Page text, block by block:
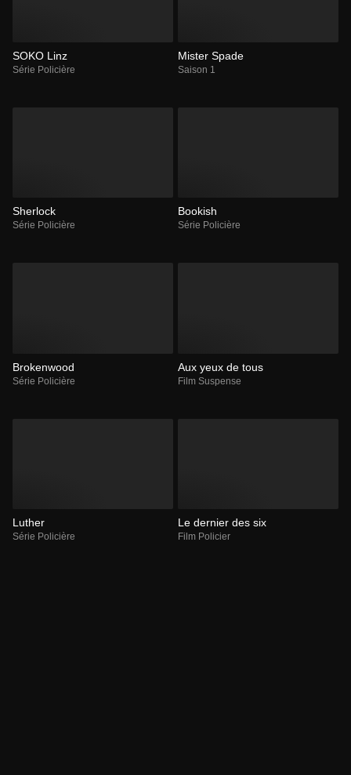
SOKO Linz
Série Policière
Mister Spade
Saison 1
Sherlock
Série Policière
Bookish
Série Policière
Brokenwood
Série Policière
Aux yeux de tous
Film Suspense
Luther
Série Policière
Le dernier des six
Film Policier